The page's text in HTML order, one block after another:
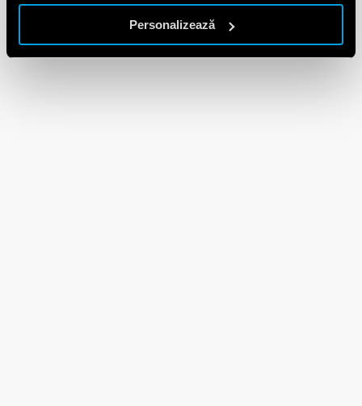
Personalizează